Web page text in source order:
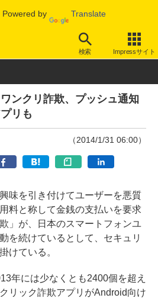
Powered by Translate
検索 Impressサイト
その他
ンクリ詐欺、プッシュ通知
リも
（2014/1/31 06:00）
味を引き付けてユーザーを悪質
料と称して金銭の支払いを要求
」が、日本のスマートフォンユ
を続けているとして、セキュリ
けている。
年には少なくとも2400個を超え
リック詐欺アプリがAndroid向け